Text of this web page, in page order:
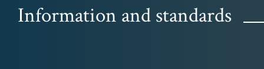
Information and standards